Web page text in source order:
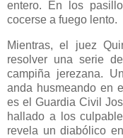
entero. En los
cocerse a fuego lento.
Mientras, el juez
resolver una serie
campiña jerezana.
anda husmeando en
es el Guardia Civil
hallado a los
revela un diabólico